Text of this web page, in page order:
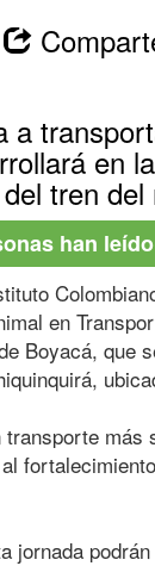
a
en
tren del
han
en
Boyacá, que
jornada